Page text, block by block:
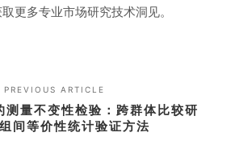
更多专业市场研究技术洞见。
PREVIOUS ARTICLE
测量不变性检验：跨群体比较研
间等价性统计验证方法